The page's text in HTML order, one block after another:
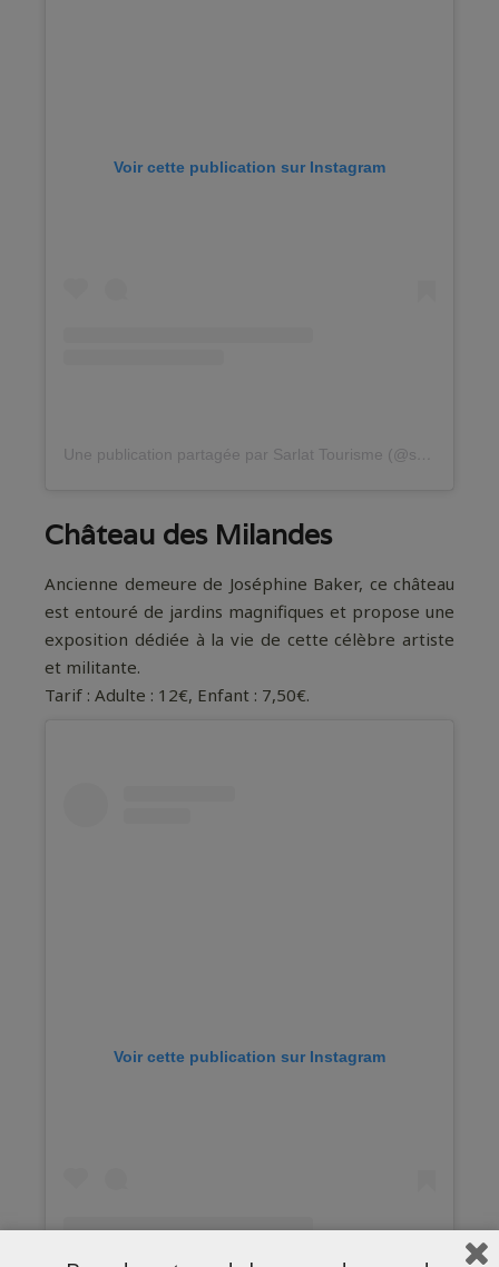
Voir cette publication sur Instagram
Une publication partagée par Sarlat Tourisme (@sarlattourisme)
Château des Milandes
Ancienne demeure de Joséphine Baker, ce château
est entouré de jardins magnifiques et propose une
exposition dédiée à la vie de cette célèbre artiste
et militante.
Tarif : Adulte : 12€, Enfant : 7,50€.
Voir cette publication sur Instagram